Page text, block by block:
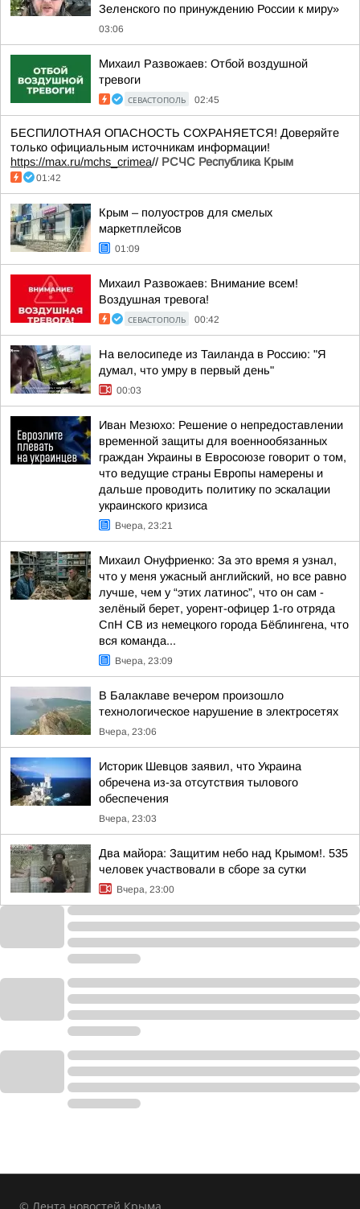
Зеленского по принуждению России к миру»
03:06
Михаил Развожаев: Отбой воздушной
тревоги
СЕВАСТОПОЛЬ 02:45
БЕСПИЛОТНАЯ ОПАСНОСТЬ СОХРАНЯЕТСЯ! Доверяйте
только официальным источникам информации!
https://max.ru/mchs_crimea// РСЧС Республика Крым
01:42
Крым – полуостров для смелых
маркетплейсов
01:09
Михаил Развожаев: Внимание всем!
Воздушная тревога!
СЕВАСТОПОЛЬ 00:42
На велосипеде из Таиланда в Россию: "Я
думал, что умру в первый день"
00:03
Иван Мезюхо: Решение о непредоставлении
временной защиты для военнообязанных
граждан Украины в Евросоюзе говорит о том,
что ведущие страны Европы намерены и
дальше проводить политику по эскалации
украинского кризиса
Вчера, 23:21
Михаил Онуфриенко: За это время я узнал,
что у меня ужасный английский, но все равно
лучше, чем у “этих латинос”, что он сам -
зелёный берет, уорент-офицер 1-го отряда
СпН СВ из немецкого города Бёблингена, что
вся команда...
Вчера, 23:09
В Балаклаве вечером произошло
технологическое нарушение в электросетях
Вчера, 23:06
Историк Шевцов заявил, что Украина
обречена из-за отсутствия тылового
обеспечения
Вчера, 23:03
Два майора: Защитим небо над Крымом!. 535
человек участвовали в сборе за сутки
Вчера, 23:00